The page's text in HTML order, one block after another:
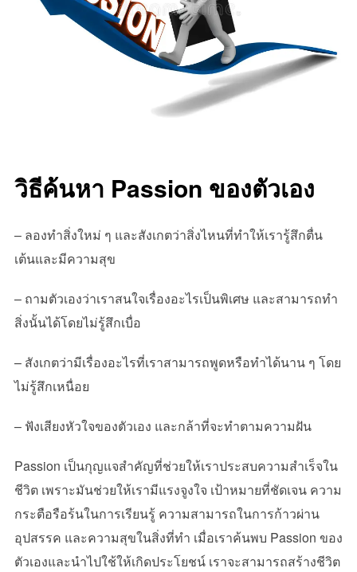
วิธีค้นหา Passion ของตัวเอง
– ลองทำสิ่งใหม่ ๆ และสังเกตว่าสิ่งไหนที่ทำให้เรารู้สึกตื่น
เต้นและมีความสุข
– ถามตัวเองว่าเราสนใจเรื่องอะไรเป็นพิเศษ และสามารถทำ
สิ่งนั้นได้โดยไม่รู้สึกเบื่อ
– สังเกตว่ามีเรื่องอะไรที่เราสามารถพูดหรือทำได้นาน ๆ โดย
ไม่รู้สึกเหนื่อย
– ฟังเสียงหัวใจของตัวเอง และกล้าที่จะทำตามความฝัน
Passion เป็นกุญแจสำคัญที่ช่วยให้เราประสบความสำเร็จใน
ชีวิต เพราะมันช่วยให้เรามีแรงจูงใจ เป้าหมายที่ชัดเจน ความ
กระตือรือร้นในการเรียนรู้ ความสามารถในการก้าวผ่าน
อุปสรรค และความสุขในสิ่งที่ทำ เมื่อเราค้นพบ Passion ของ
ตัวเองและนำไปใช้ให้เกิดประโยชน์ เราจะสามารถสร้างชีวิต